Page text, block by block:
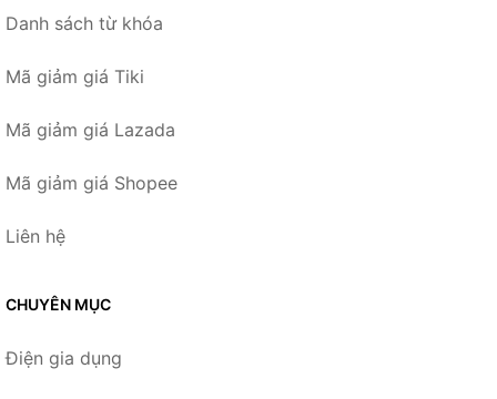
Danh sách từ khóa
Mã giảm giá Tiki
Mã giảm giá Lazada
Mã giảm giá Shopee
Liên hệ
CHUYÊN MỤC
Điện gia dụng